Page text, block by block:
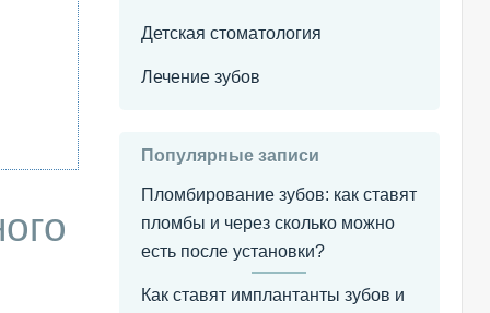
Детская стоматология
Лечение зубов
Популярные записи
Пломбирование зубов: как ставят
пломбы и через сколько можно
есть после установки?
Как ставят имплантанты зубов и